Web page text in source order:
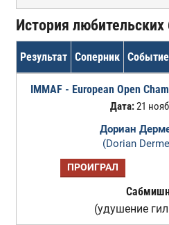
История любительских
Результат Соперник
IMMAF - European Open
Дата:21
Дориан
(Dorian
ПРОИГРАЛ
(удушение